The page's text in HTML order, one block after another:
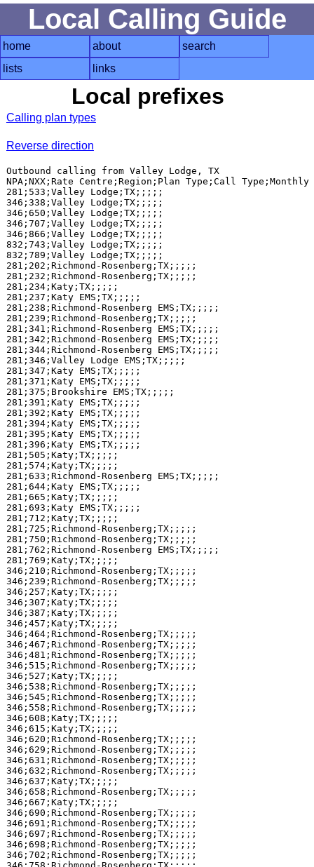
Local Calling Guide
home about
search
lists
links
Local prefixes
Calling plan types
Reverse direction
Outbound calling from Valley Lodge, TX
NPA;NXX;Rate Centre;Region;Plan Type;Call
281;533;Valley Lodge;TX;;;;;
346;338;Valley Lodge;TX;;;;;
346;650;Valley Lodge;TX;;;;;
346;707;Valley Lodge;TX;;;;;
346;866;Valley Lodge;TX;;;;;
832;743;Valley Lodge;TX;;;;;
832;789;Valley Lodge;TX;;;;;
281;202;Richmond-Rosenberg;TX;;;;;
281;232;Richmond-Rosenberg;TX;;;;;
281;234;Katy;TX;;;;;
281;237;Katy EMS;TX;;;;;
281;238;Richmond-Rosenberg EMS;TX;;;;;
281;239;Richmond-Rosenberg;TX;;;;;
281;341;Richmond-Rosenberg EMS;TX;;;;;
281;342;Richmond-Rosenberg EMS;TX;;;;;
281;344;Richmond-Rosenberg EMS;TX;;;;;
281;346;Valley Lodge EMS;TX;;;;;
281;347;Katy EMS;TX;;;;;
281;371;Katy EMS;TX;;;;;
281;375;Brookshire EMS;TX;;;;;
281;391;Katy EMS;TX;;;;;
281;392;Katy EMS;TX;;;;;
281;394;Katy EMS;TX;;;;;
281;395;Katy EMS;TX;;;;;
281;396;Katy EMS;TX;;;;;
281;505;Katy;TX;;;;;
281;574;Katy;TX;;;;;
281;633;Richmond-Rosenberg EMS;TX;;;;;
281;644;Katy EMS;TX;;;;;
281;665;Katy;TX;;;;;
281;693;Katy EMS;TX;;;;;
281;712;Katy;TX;;;;;
281;725;Richmond-Rosenberg;TX;;;;;
281;750;Richmond-Rosenberg;TX;;;;;
281;762;Richmond-Rosenberg EMS;TX;;;;;
281;769;Katy;TX;;;;;
346;210;Richmond-Rosenberg;TX;;;;;
346;239;Richmond-Rosenberg;TX;;;;;
346;257;Katy;TX;;;;;
346;307;Katy;TX;;;;;
346;387;Katy;TX;;;;;
346;457;Katy;TX;;;;;
346;464;Richmond-Rosenberg;TX;;;;;
346;467;Richmond-Rosenberg;TX;;;;;
346;481;Richmond-Rosenberg;TX;;;;;
346;515;Richmond-Rosenberg;TX;;;;;
346;527;Katy;TX;;;;;
346;538;Richmond-Rosenberg;TX;;;;;
346;545;Richmond-Rosenberg;TX;;;;;
346;558;Richmond-Rosenberg;TX;;;;;
346;608;Katy;TX;;;;;
346;615;Katy;TX;;;;;
346;620;Richmond-Rosenberg;TX;;;;;
346;629;Richmond-Rosenberg;TX;;;;;
346;631;Richmond-Rosenberg;TX;;;;;
346;632;Richmond-Rosenberg;TX;;;;;
346;637;Katy;TX;;;;;
346;658;Richmond-Rosenberg;TX;;;;;
346;667;Katy;TX;;;;;
346;690;Richmond-Rosenberg;TX;;;;;
346;691;Richmond-Rosenberg;TX;;;;;
346;697;Richmond-Rosenberg;TX;;;;;
346;698;Richmond-Rosenberg;TX;;;;;
346;702;Richmond-Rosenberg;TX;;;;;